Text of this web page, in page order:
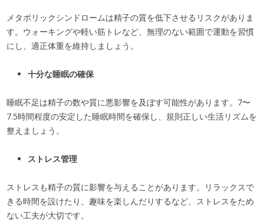
メタボリックシンドロームは精子の質を低下させるリスクがありま
す。ウォーキングや軽い筋トレなど、無理のない範囲で運動を習慣
にし、適正体重を維持しましょう。
十分な睡眠の確保
睡眠不足は精子の数や質に悪影響を及ぼす可能性があります。7〜
7.5時間程度の安定した睡眠時間を確保し、規則正しい生活リズムを
整えましょう。
ストレス管理
ストレスも精子の質に影響を与えることがあります。リラックスで
きる時間を設けたり、趣味を楽しんだりするなど、ストレスをため
ない工夫が大切です。